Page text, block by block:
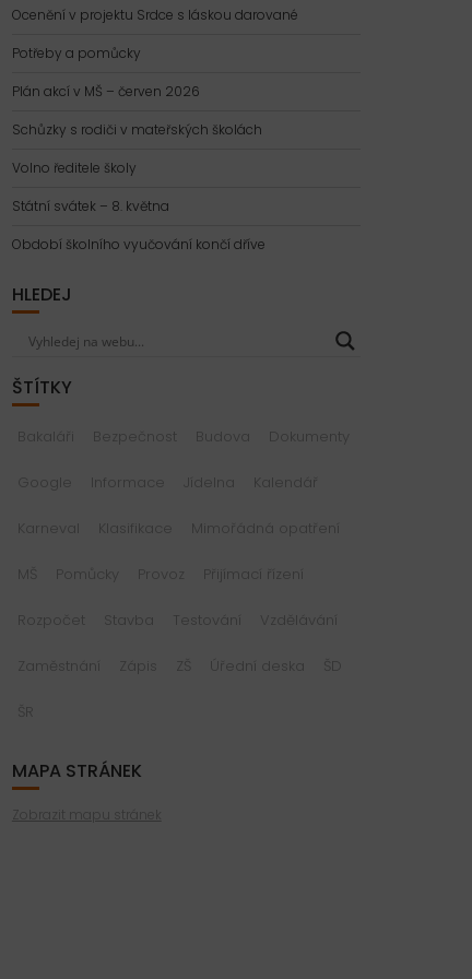
Ocenění v projektu Srdce s láskou darované
Potřeby a pomůcky
Plán akcí v MŠ – červen 2026
Schůzky s rodiči v mateřských školách
Volno ředitele školy
Státní svátek – 8. května
Období školního vyučování končí dříve
HLEDEJ
ŠTÍTKY
Bakaláři Bezpečnost Budova Dokumenty
Google Informace Jídelna Kalendář
Karneval Klasifikace Mimořádná opatření
MŠ Pomůcky Provoz Přijímací řízení
Rozpočet Stavba Testování Vzdělávání
Zaměstnání Zápis ZŠ Úřední deska ŠD
ŠR
MAPA STRÁNEK
Zobrazit mapu stránek